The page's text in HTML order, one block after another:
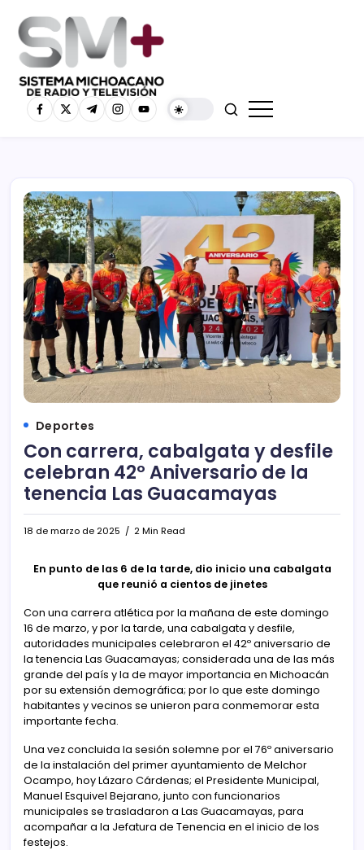
Deportes
Con carrera, cabalgata y desfile
celebran 42º Aniversario de la
tenencia Las Guacamayas
18 de marzo de 2025 2 Min Read
En punto de las 6 de la tarde, dio inicio una cabalgata
que reunió a cientos de jinetes
Con una carrera atlética por la mañana de este domingo
16 de marzo, y por la tarde, una cabalgata y desfile,
autoridades municipales celebraron el 42º aniversario de
la tenencia Las Guacamayas; considerada una de las más
grande del país y la de mayor importancia en Michoacán
por su extensión demográfica; por lo que este domingo
habitantes y vecinos se unieron para conmemorar esta
importante fecha.
Una vez concluida la sesión solemne por el 76º aniversario
de la instalación del primer ayuntamiento de Melchor
Ocampo, hoy Lázaro Cárdenas; el Presidente Municipal,
Manuel Esquivel Bejarano, junto con funcionarios
municipales se trasladaron a Las Guacamayas, para
acompañar a la Jefatura de Tenencia en el inicio de los
festejos.